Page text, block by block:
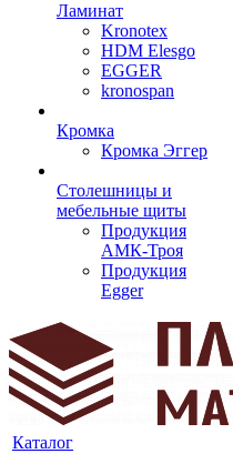
Ламинат
Kronotex
HDM Elesgo
EGGER
kronospan
Кромка
Кромка Эггер
Столешницы и
мебельные щиты
Продукция
АМК-Троя
Продукция
Egger
Каталог